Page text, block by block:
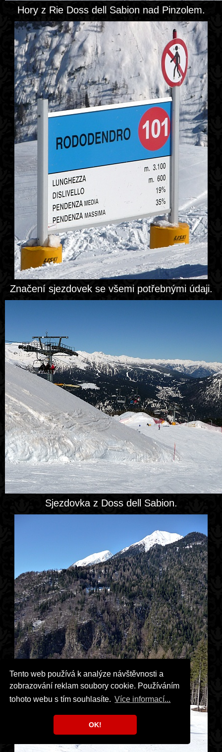
Tento web používá k analýze návštěvnosti a
zobrazování reklam soubory cookie. Používáním
tohoto webu s tím souhlasíte. Více informací...
OK!
Hory z Rie Doss dell Sabion nad Pinzolem.
Značení sjezdovek se všemi potřebnými údaji.
Sjezdovka z Doss dell Sabion.